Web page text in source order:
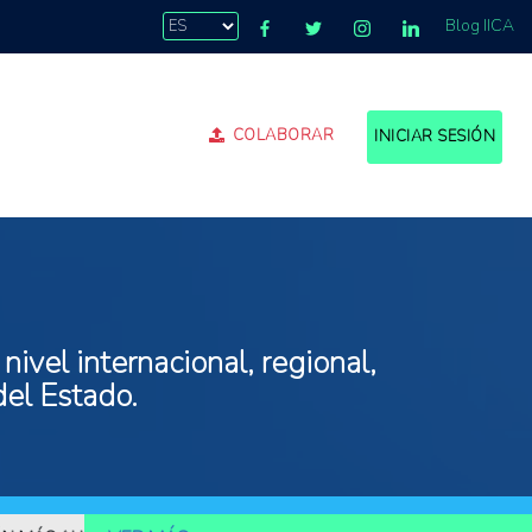
Blog IICA
COLABORAR INICIAR SESIÓN
internacional, regional,
Estado.